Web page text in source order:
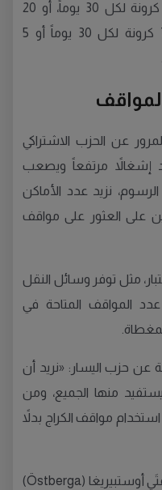
المخصصة للمقيمين، بسعر 300 كرونة لكل 30 يوماً، أو 20
كرونة لليوم الواحد للسيارات، و75 كرونة لكل 30 يوماً أو 5
عن الحزب الاشتراكي
إشغالاً مرتفعاً ويصعب
نزيد عدد الأماكن
على العثور على مواقف
مثل توفر وسائل النقل
عدد المواقف المتاحة في
عن حزب اليسار: «نريد أن
منها الجميع، ومن
مواقف الكراج بدلاً
تقرّر عدم تطبيق الرسوم في منطقتَي أوستبيريغا (Östberga)